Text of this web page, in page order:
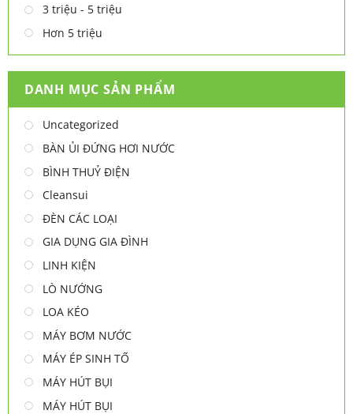
3 triệu - 5 triệu
Hơn 5 triệu
DANH MỤC SẢN PHẨM
Uncategorized
BÀN ỦI ĐỨNG HƠI NƯỚC
BÌNH THUỶ ĐIỆN
Cleansui
ĐÈN CÁC LOẠI
GIA DỤNG GIA ĐÌNH
LINH KIỆN
LÒ NƯỚNG
LOA KÉO
MÁY BƠM NƯỚC
MÁY ÉP SINH TỐ
MÁY HÚT BỤI
MÁY HÚT BỤI